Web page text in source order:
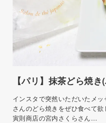
【パリ】抹茶どら焼
インスタで突然いただいたメ
さんのどら焼きをぜひ食べて
寅則商店の宮内さくらさん…